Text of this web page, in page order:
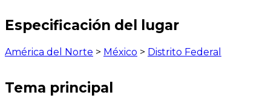
Especificación del lugar
América del Norte > México > Distrito Federal
Tema principal